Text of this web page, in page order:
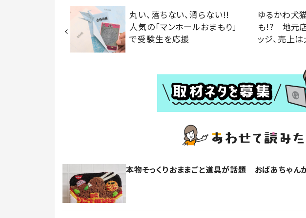
丸い、落ちない、滑らない!!
人気の「マンホールおまもり」
で受験生を応援
ゆるかわ犬
も!? 地元
ッジ、売上
本物そっくりおままごと道具が話題 おばあちゃん